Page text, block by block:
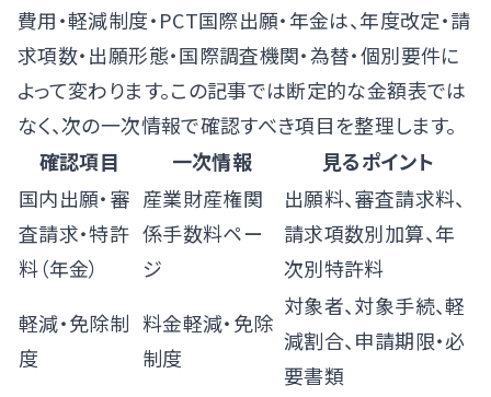
費用・軽減制度・PCT国際出願・年金は、年度改定・請
求項数・出願形態・国際調査機関・為替・個別要件に
よって変わります。この記事では断定的な金額表では
なく、次の一次情報で確認すべき項目を整理します。
確認項目
一次情報
見るポイント
国内出願・審
査請求・特許
料（年金）
産業財産権関
係手数料ペー
ジ
出願料、審査請求料、
請求項数別加算、年
次別特許料
軽減・免除制
度
料金軽減・免除
制度
対象者、対象手続、軽
減割合、申請期限・必
要書類